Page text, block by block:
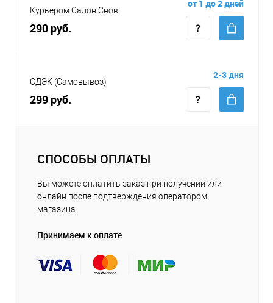
Курьером Салон Снов
290 руб.
от 1 до 2 дней
СДЭК (Самовывоз)
299 руб.
2-3 дня
СПОСОБЫ ОПЛАТЫ
Вы можете оплатить заказ при получении или
онлайн после подтверждения оператором
магазина.
Принимаем к оплате